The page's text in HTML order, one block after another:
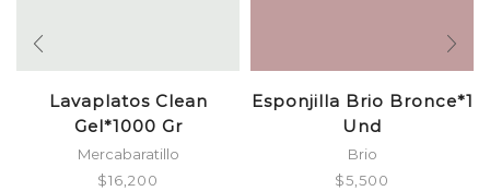
Lavaplatos Clean
Gel*1000 Gr
Mercabaratillo
$16,200
Esponjilla Brio Bronce*1
Und
Brio
$5,500